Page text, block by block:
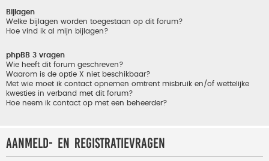
Bijlagen
Welke bijlagen worden toegestaan op dit forum?
Hoe vind ik al mijn bijlagen?
phpBB 3 vragen
Wie heeft dit forum geschreven?
Waarom is de optie X niet beschikbaar?
Met wie moet ik contact opnemen omtrent misbruik en/of wettelijke
kwesties in verband met dit forum?
Hoe neem ik contact op met een beheerder?
Aanmeld- en registratievragen